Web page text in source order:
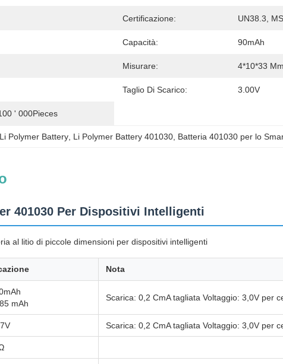
Certificazione: UN38.3,
Capacità: 90mAh
Misurare: 4*10*33 Mm
Taglio Di Scarico: 3.00V
' 000Pieces
Polymer Battery Li Polymer Battery 401030 Batteria 401030 per lo
401030 Per Dispositivi Intelligenti
al litio di piccole dimensioni per dispositivi intelligenti
Nota
mAh
Scarica: 0,2 CmA tagliata Voltaggio: 3,0V per
Scarica: 0,2 CmA tagliata Voltaggio: 3,0V per